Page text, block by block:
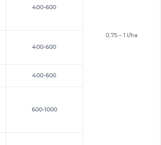
0,75 – 1 l/ha
400-600
400-600
400-600
600-1000